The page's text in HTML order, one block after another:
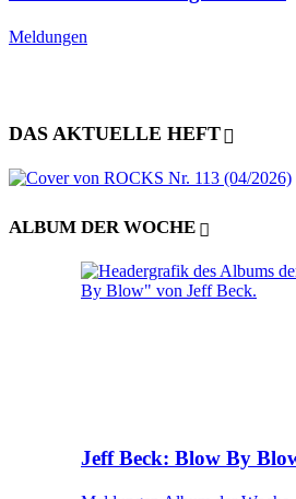
Meldungen
DAS AKTUELLE HEFT
ALBUM DER WOCHE
Jeff Beck: Blow By